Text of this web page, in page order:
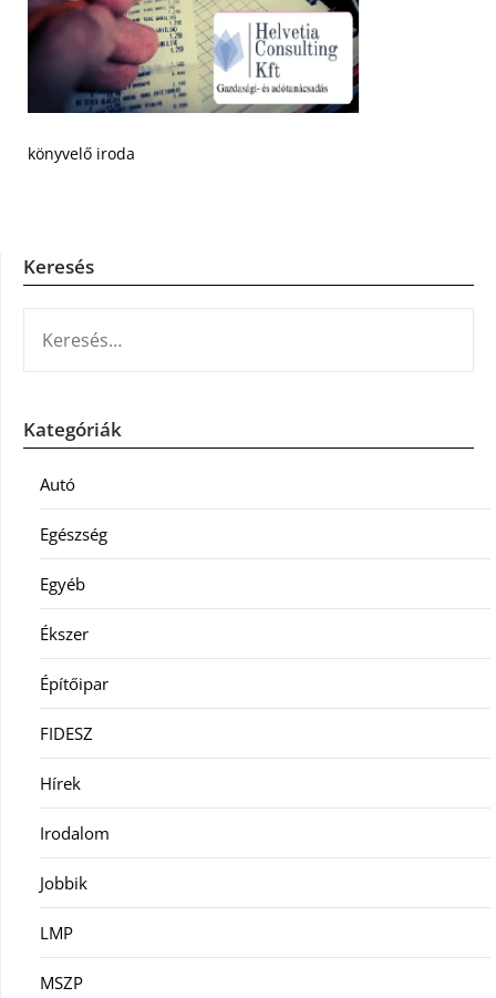
könyvelő iroda
Keresés
Kategóriák
Autó
Egészség
Egyéb
Ékszer
Építőipar
FIDESZ
Hírek
Irodalom
Jobbik
LMP
MSZP